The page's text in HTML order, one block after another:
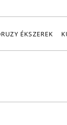
ÉKSZEREK